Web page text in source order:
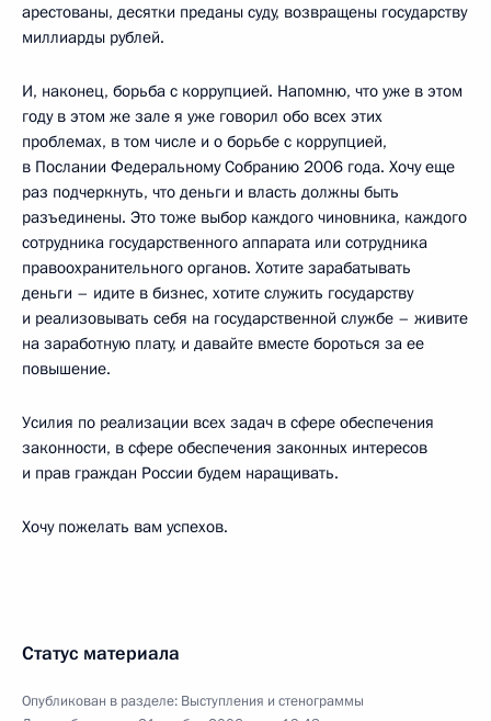
арестованы, десятки преданы суду, возвращены государству
миллиарды рублей.
И, наконец, борьба с коррупцией. Напомню, что уже в этом
году в этом же зале я уже говорил обо всех этих
проблемах, в том числе и о борьбе с коррупцией,
в Послании Федеральному Собранию 2006 года. Хочу еще
раз подчеркнуть, что деньги и власть должны быть
разъединены. Это тоже выбор каждого чиновника, каждого
сотрудника государственного аппарата или сотрудника
правоохранительного органов. Хотите зарабатывать
деньги – идите в бизнес, хотите служить государству
и реализовывать себя на государственной службе – живите
на заработную плату, и давайте вместе бороться за ее
повышение.
Усилия по реализации всех задач в сфере обеспечения
законности, в сфере обеспечения законных интересов
и прав граждан России будем наращивать.
Хочу пожелать вам успехов.
Статус материала
Опубликован в разделе: Выступления и стенограммы